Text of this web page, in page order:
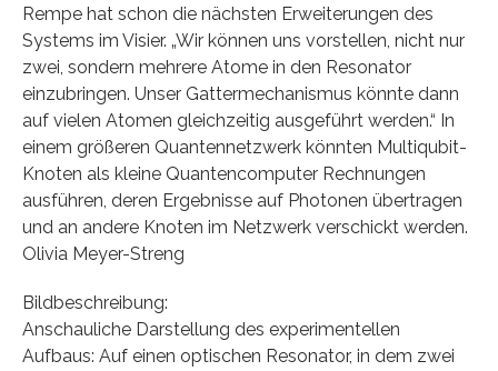
Rempe hat schon die nächsten Erweiterungen des
Systems im Visier. „Wir können uns vorstellen, nicht nur
zwei, sondern mehrere Atome in den Resonator
einzubringen. Unser Gattermechanismus könnte dann
auf vielen Atomen gleichzeitig ausgeführt werden.“ In
einem größeren Quantennetzwerk könnten Multiqubit-
Knoten als kleine Quantencomputer Rechnungen
ausführen, deren Ergebnisse auf Photonen übertragen
und an andere Knoten im Netzwerk verschickt werden.
Olivia Meyer-Streng
Bildbeschreibung:
Anschauliche Darstellung des experimentellen
Aufbaus: Auf einen optischen Resonator, in dem zwei